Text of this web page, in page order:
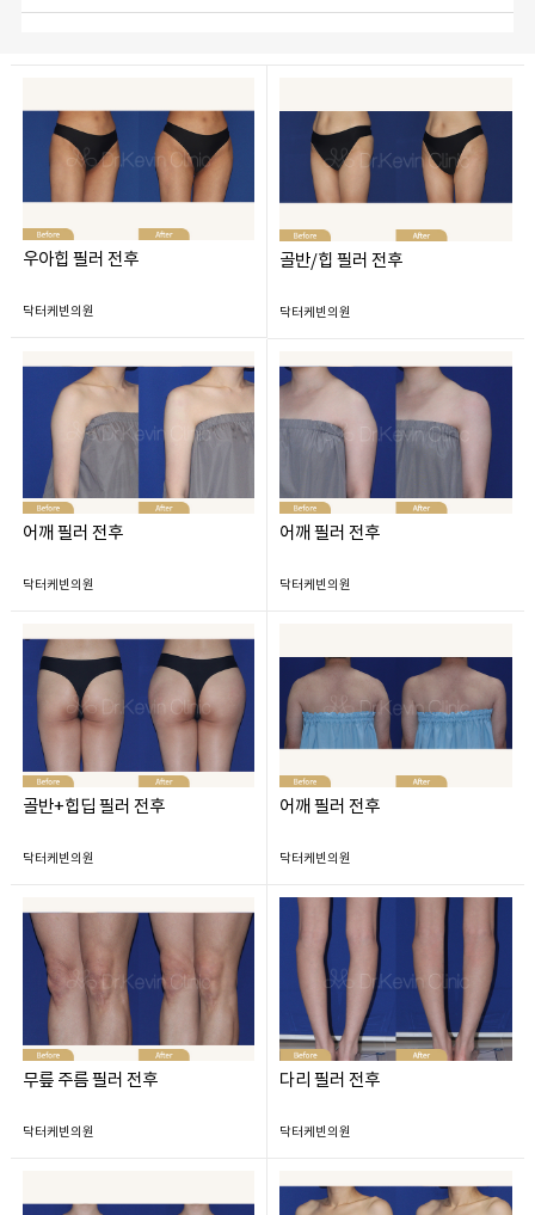
우아힙 필러 전후
닥터케빈의원
골반/힙 필러 전후
닥터케빈의원
어깨 필러 전후
닥터케빈의원
어깨 필러 전후
닥터케빈의원
골반+힙딥 필러 전후
닥터케빈의원
어깨 필러 전후
닥터케빈의원
무릎 주름 필러 전후
닥터케빈의원
다리 필러 전후
닥터케빈의원